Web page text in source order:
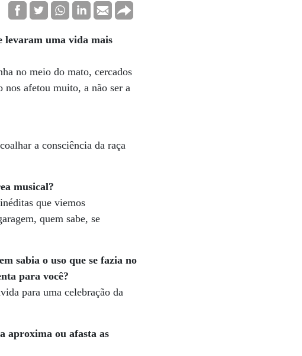
levaram uma vida mais
no meio do mato, cercados
nos afetou muito, a não ser a
a consciência da raça
musical?
que viemos
quem sabe, se
sabia o uso que se fazia no
para você?
para uma celebração da
aproxima ou afasta as